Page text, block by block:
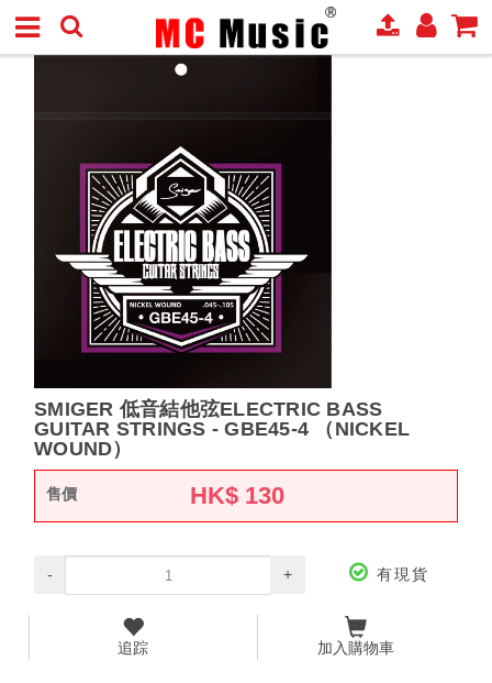
SMIGER 低音結他弦ELECTRIC BASS
GUITAR STRINGS - GBE45-4 （NICKEL
WOUND）
售價 HK$ 130
- + 有現貨
追踪 加入購物車